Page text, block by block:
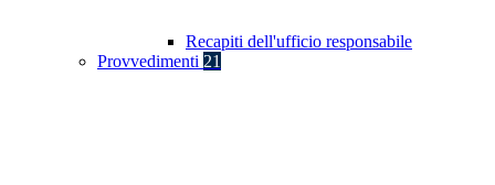
Recapiti dell'ufficio responsabile
Provvedimenti 21